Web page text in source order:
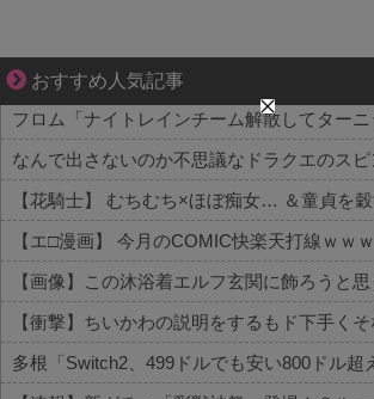
おすすめ人気記事
不器用な二人が辿り着いた、切なく温かい恋
【エ□漫画】 今月のCOMIC快楽天打線ｗｗｗ
【画像】この沐浴着エルフ玄関に飾ろうと